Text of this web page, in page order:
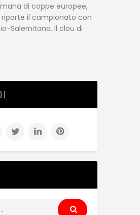
di coppe europee,
il campionato con
Salernitana. Il clou di